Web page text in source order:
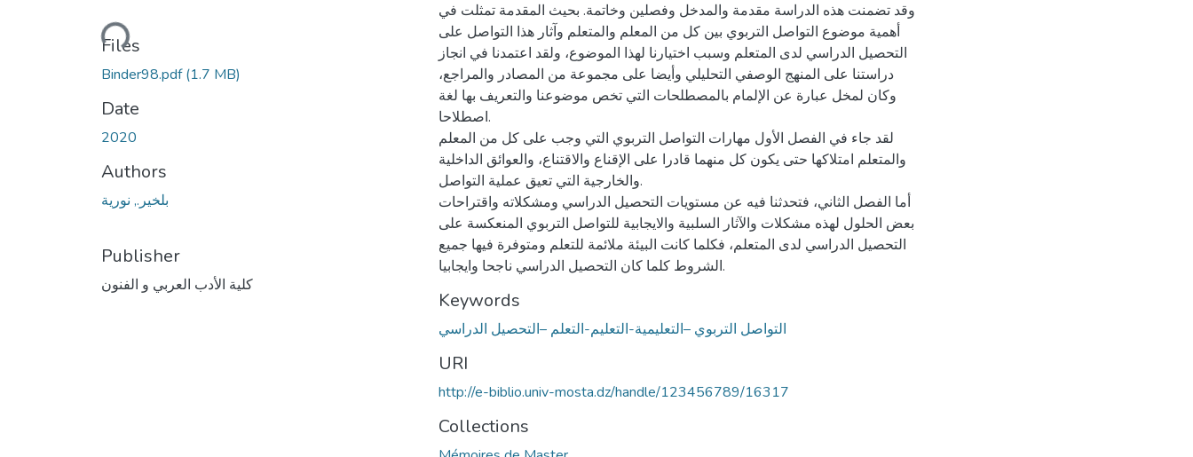
Loading...
Files
Binder98.pdf(1.7 MB)
Date
2020
Authors
بلخير., نورية
Publisher
كلية الأدب العربي و الفنون
وقد تضمنت هذه الدراسة مقدمة والمدخل وفصلين وخاتمة. بحيث المقدمة تمثلت في
أهمية موضوع التواصل التربوي بين كل من المعلم والمتعلم وآثار هذا التواصل على
التحصيل الدراسي لدى المتعلم وسبب اختيارنا لهذا الموضوع، ولقد اعتمدنا في انجاز
دراستنا على المنهج الوصفي التحليلي وأيضا على مجموعة من المصادر والمراجع،
وكان لمخل عبارة عن الإلمام بالمصطلحات التي تخص موضوعنا والتعريف بها لغة
اصطلاحا.
لقد جاء في الفصل الأول مهارات التواصل التربوي التي وجب على كل من المعلم
والمتعلم امتلاكها حتى يكون كل منهما قادرا على الإقناع والاقتناع، والعوائق الداخلية
والخارجية التي تعيق عملية التواصل.
أما الفصل الثاني، فتحدثنا فيه عن مستويات التحصيل الدراسي ومشكلاته واقتراحات
بعض الحلول لهذه مشكلات والآثار السلبية والايجابية للتواصل التربوي المنعكسة على
التحصيل الدراسي لدى المتعلم، فكلما كانت البيئة ملائمة للتعلم ومتوفرة فيها جميع
الشروط كلما كان التحصيل الدراسي ناجحا وايجابيا.
Keywords
التواصل التربوي –التعليمية-التعليم-التعلم –التحصيل الدراسي
URI
http://e-biblio.univ-mosta.dz/handle/123456789/16317
Collections